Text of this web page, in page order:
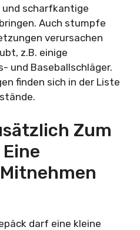
scharfkantige
Auch stumpfe
verursachen
z.B. einige
und Baseballschläger.
finden sich in der Liste
Zum
darf eine kleine